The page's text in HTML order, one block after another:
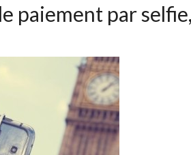
paiement par selfie,